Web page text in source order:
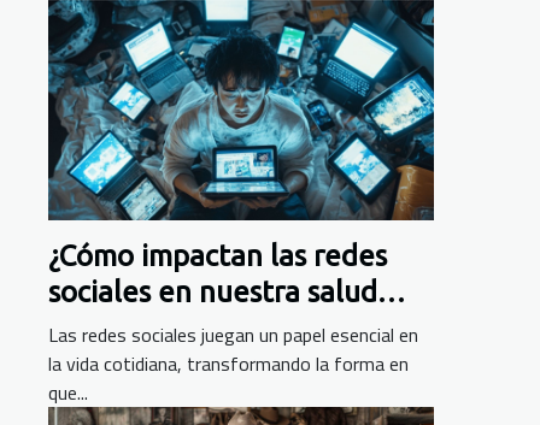
¿Cómo impactan las redes
sociales en nuestra salud
mental?
Las redes sociales juegan un papel esencial en
la vida cotidiana, transformando la forma en
que...